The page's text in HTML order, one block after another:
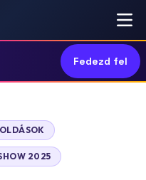
Fedezd fel
2025